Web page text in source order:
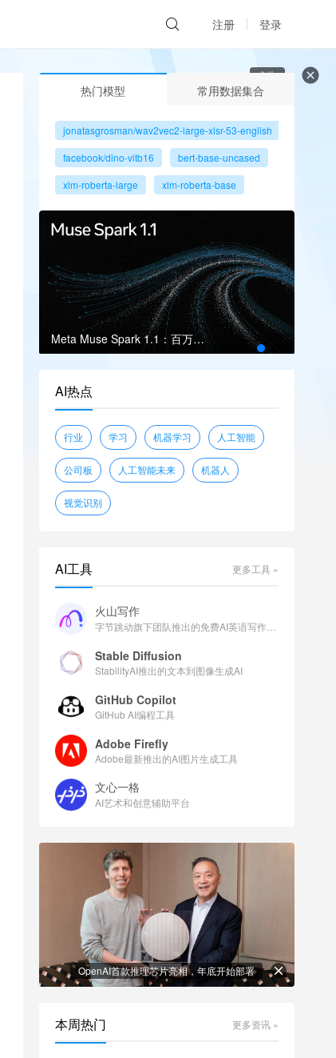
广告
注册 登录
热门模型 常用数据集合
jonatasgrosman/wav2vec2-large-xlsr-53-english
facebook/dino-vitb16
bert-base-uncased
xlm-roberta-large
xlm-roberta-base
gpt2
microsoft/resnet-50
facebook/dino-vits8
Meta Muse Spark 1.1：百万上下文瞄准多智能体
piqa
EleutherAI/lambada_openai
facebook/flores
AI热点
行业 学习 机器学习 人工智能
公司板 人工智能未来 机器人
视觉识别
AI工具 更多工具 »
火山写作
Stable Diffusion
StabilityAI推出的文本到图像生成AI
GitHub Copilot
GitHub AI编程工具
Adobe Firefly
Adobe最新推出的AI图片生成工具
文心一格
AI艺术和创意辅助平台
OpenAI首款推理芯片亮相，年底开始部署
本周热门 更多资讯 »